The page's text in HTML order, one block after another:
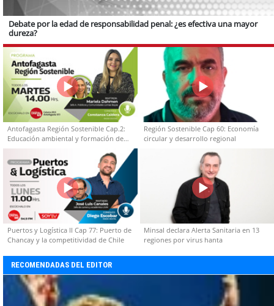
Debate por la edad de responsabilidad penal: ¿es efectiva una mayor
dureza?
Antofagasta Región Sostenible Cap.2:
Educación ambiental y formación de
capacidades técnicas
Región Sostenible Cap 60: Economía
circular y desarrollo regional
Puertos y Logística II Cap 77: Puerto de
Chancay y la competitividad de Chile
Minsal declara Alerta Sanitaria en 13
regiones por virus hanta
RECOMENDADAS DEL EDITOR